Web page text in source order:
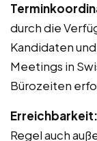
durch die
Kandidaten
Meetings in
Bürozeiten
Erreichbarkeit:
Regel auch